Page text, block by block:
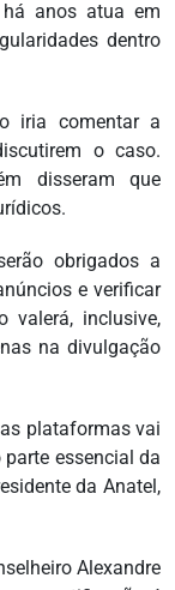
anos atua em
dentro
iria comentar a
o caso.
disseram que
obrigados a
e verificar
valerá, inclusive,
na divulgação
plataformas vai
parte essencial da
da Anatel,
Alexandre